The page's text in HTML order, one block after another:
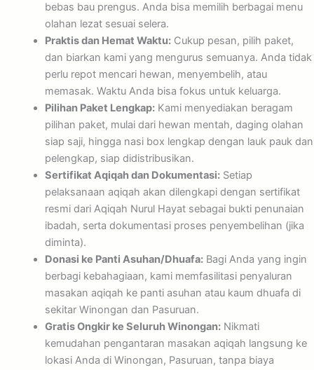
bebas bau prengus. Anda bisa memilih berbagai menu
olahan lezat sesuai selera.
Praktis dan Hemat Waktu:Cukup pesan, pilih paket,
dan biarkan kami yang mengurus semuanya. Anda tidak
perlu repot mencari hewan, menyembelih, atau
memasak. Waktu Anda bisa fokus untuk keluarga.
Pilihan Paket Lengkap:Kami menyediakan beragam
pilihan paket, mulai dari hewan mentah, daging olahan
siap saji, hingga nasi box lengkap dengan lauk pauk dan
pelengkap, siap didistribusikan.
Sertifikat Aqiqah dan Dokumentasi:Setiap
pelaksanaan aqiqah akan dilengkapi dengan sertifikat
resmi dari Aqiqah Nurul Hayat sebagai bukti penunaian
ibadah, serta dokumentasi proses penyembelihan (jika
diminta).
Donasi ke Panti Asuhan/Dhuafa:Bagi Anda yang ingin
berbagi kebahagiaan, kami memfasilitasi penyaluran
masakan aqiqah ke panti asuhan atau kaum dhuafa di
sekitar Winongan dan Pasuruan.
Gratis Ongkir ke Seluruh Winongan:Nikmati
kemudahan pengantaran masakan aqiqah langsung ke
lokasi Anda di Winongan, Pasuruan, tanpa biaya